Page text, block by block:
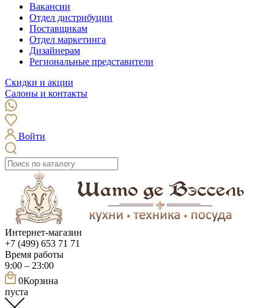
Вакансии
Отдел дистрибуции
Поставщикам
Отдел маркетинга
Дизайнерам
Региональные представители
Скидки и акции
Салоны и контакты
Войти
Интернет-магазин
+7 (499) 653 71 71
Время работы
9:00 – 23:00
0Корзина
пуста